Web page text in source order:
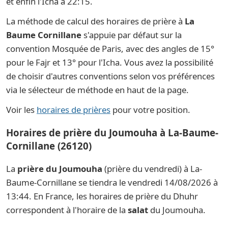
La méthode de calcul des horaires de prière à La
Baume Cornillane s'appuie par défaut sur la
convention Mosquée de Paris, avec des angles de 15°
pour le Fajr et 13° pour l'Icha. Vous avez la possibilité
de choisir d'autres conventions selon vos préférences
via le sélecteur de méthode en haut de la page.
Voir les horaires de prières pour votre position.
Horaires de prière du Joumouha à La-Baume-
Cornillane (26120)
La prière du Joumouha (prière du vendredi) à La-
Baume-Cornillane se tiendra le vendredi 14/08/2026 à
13:44. En France, les horaires de prière du Dhuhr
correspondent à l'horaire de la salat du Joumouha.